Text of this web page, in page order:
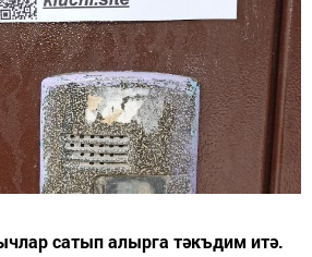
сатып алырга тәкъдим итә.